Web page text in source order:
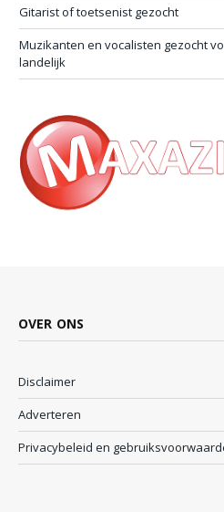
Gitarist of toetsenist gezocht
Muzikanten en vocalisten gezocht
landelijk
OVER ONS
Disclaimer
Adverteren
Privacybeleid en